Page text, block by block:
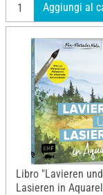
Aggiungi al
Libro "Lavieren und
Lasieren in